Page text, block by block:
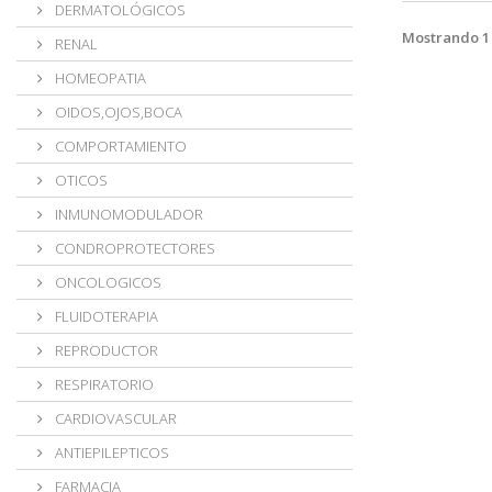
DERMATOLÓGICOS
RENAL
HOMEOPATIA
OIDOS,OJOS,BOCA
COMPORTAMIENTO
OTICOS
INMUNOMODULADOR
CONDROPROTECTORES
ONCOLOGICOS
FLUIDOTERAPIA
REPRODUCTOR
RESPIRATORIO
CARDIOVASCULAR
ANTIEPILEPTICOS
FARMACIA
Mostrando 1